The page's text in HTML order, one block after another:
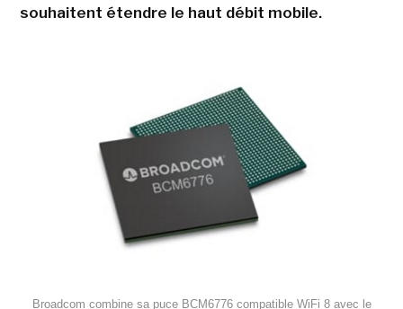
souhaitent étendre le haut débit mobile.
Broadcom combine sa puce BCM6776 compatible WiFi 8 avec le